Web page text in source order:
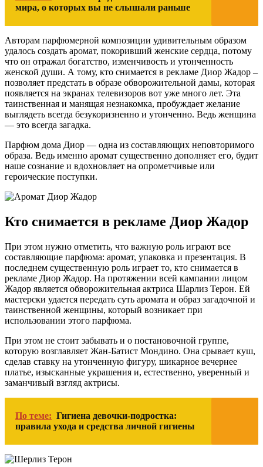
мира, о которых вы не слышали раньше
Авторам парфюмерной композиции удивительным образом
удалось создать аромат, покоривший женские сердца, потому
что он отражал богатство, изменчивость и утонченность
женской души. А тому, кто снимается в рекламе Диор Жадор–
позволяет предстать в образе обворожительной дамы, которая
появляется на экранах телевизоров вот уже много лет. Эта
таинственная и манящая незнакомка, пробуждает желание
выглядеть всегда безукоризненно и утонченно. Ведь женщина
— это всегда загадка.
Парфюм дома Диор — одна из составляющих неповторимого
образа. Ведь именно аромат существенно дополняет его, будит
наше сознание и вдохновляет на опрометчивые или
героические поступки.
Кто снимается в рекламе Диор Жадор
При этом нужно отметить, что важную роль играют все
составляющие парфюма: аромат, упаковка и презентация. В
последнем существенную роль играет то, кто снимается в
рекламе Диор Жадор. На протяжении всей кампании лицом
Жадор является обворожительная актриса Шарлиз Терон. Ей
мастерски удается передать суть аромата и образ загадочной и
таинственной женщины, который возникает при
использовании этого парфюма.
При этом не стоит забывать и о постановочной группе,
которую возглавляет Жан-Батист Мондино. Она срывает куш,
сделав ставку на утонченную фигуру, шикарное вечернее
платье, изысканные украшения и, естественно, уверенный и
заманчивый взгляд актрисы.
По теме: Гигиена девочки-подростка:
правила ухода и средства личной гигиены